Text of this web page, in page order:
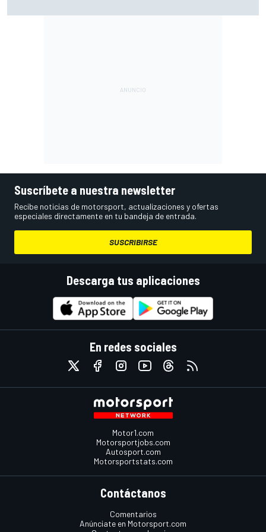
Suscríbete a nuestra newsletter
Recibe noticias de motorsport, actualizaciones y ofertas
especiales directamente en tu bandeja de entrada.
SUSCRIBIRSE
Descarga tus aplicaciones
En redes sociales
Motor1.com
Motorsportjobs.com
Autosport.com
Motorsportstats.com
Contáctanos
Comentarios
Anúnciate en Motorsport.com